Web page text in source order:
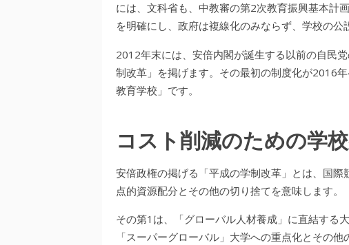
には、文科省も、中教審の第2次教育振興基本計
を明確にし、政府は複線化のみならず、学校の公
2012年末には、安倍内閣が誕生する以前の自民
制改革」を掲げます。その最初の制度化が2016
教育学校」です。
コスト削減のための学
安倍政権の掲げる「平成の学制改革」とは、国
点的資源配分とその他の切り捨てを意味します。
その第1は、「グローバル人材養成」に直結する
「スーパーグローバル」大学への重点化とその